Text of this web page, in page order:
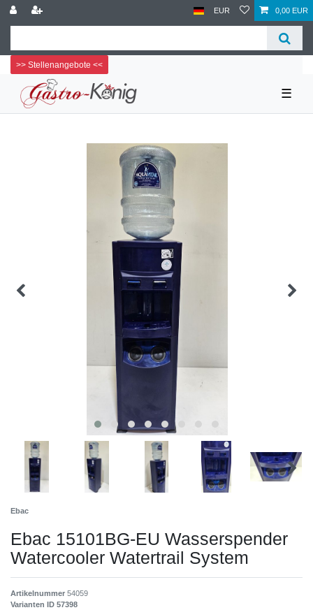
EUR 0,00 EUR
>> Stellenangebote <<
☰
Ebac
Ebac 15101BG-EU Wasserspender
Watercooler Watertrail System
Artikelnummer 54059
Varianten ID 57398